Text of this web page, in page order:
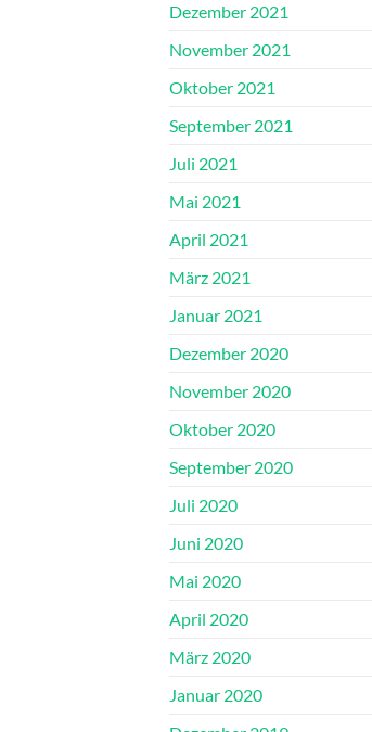
Dezember 2021
November 2021
Oktober 2021
September 2021
Juli 2021
Mai 2021
April 2021
März 2021
Januar 2021
Dezember 2020
November 2020
Oktober 2020
September 2020
Juli 2020
Juni 2020
Mai 2020
April 2020
März 2020
Januar 2020